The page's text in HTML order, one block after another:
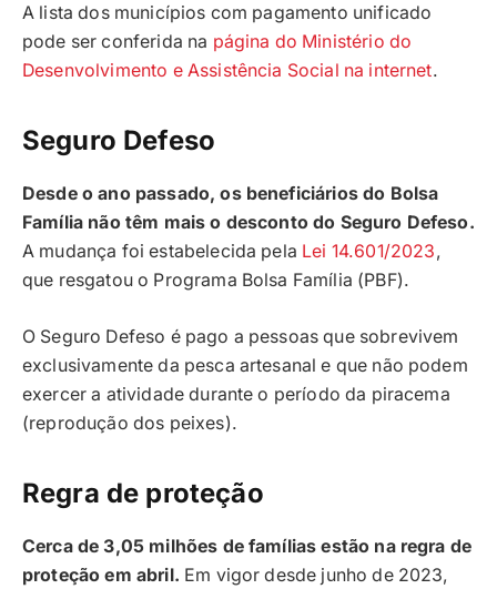
A lista dos municípios com pagamento unificado
pode ser conferida na página do Ministério do
Desenvolvimento e Assistência Social na internet.
Seguro Defeso
Desde o ano passado, os beneficiários do Bolsa
Família não têm mais o desconto do Seguro Defeso.
A mudança foi estabelecida pela Lei 14.601/2023,
que resgatou o Programa Bolsa Família (PBF).
O Seguro Defeso é pago a pessoas que sobrevivem
exclusivamente da pesca artesanal e que não podem
exercer a atividade durante o período da piracema
(reprodução dos peixes).
Regra de proteção
Cerca de 3,05 milhões de famílias estão na regra de
proteção em abril. Em vigor desde junho de 2023,